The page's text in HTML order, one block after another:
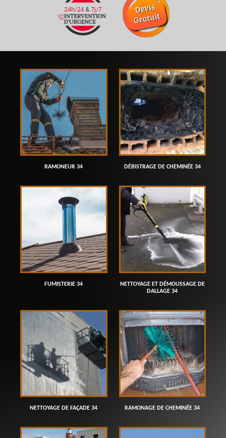
RAMONEUR 34 DÉBISTRAGE DE CHEMINÉE 34
FUMISTERIE 34
NETTOYAGE ET DÉMOUSSAGE DE
DALLAGE 34
NETTOYAGE DE FAÇADE 34 RAMONAGE DE CHEMINÉE 34